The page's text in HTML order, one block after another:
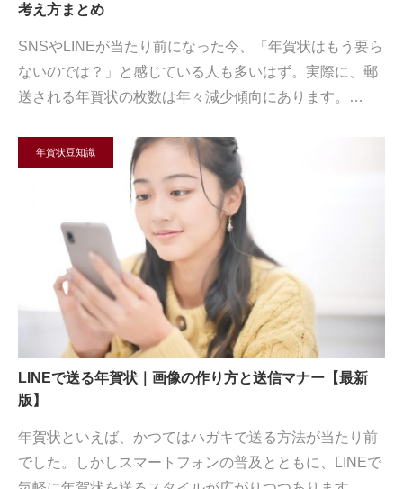
考え方まとめ
SNSやLINEが当たり前になった今、「年賀状はもう要ら
ないのでは？」と感じている人も多いはず。実際に、郵
送される年賀状の枚数は年々減少傾向にあります。…
年賀状豆知識
LINEで送る年賀状｜画像の作り方と送信マナー【最新
版】
年賀状といえば、かつてはハガキで送る方法が当たり前
でした。しかしスマートフォンの普及とともに、LINEで